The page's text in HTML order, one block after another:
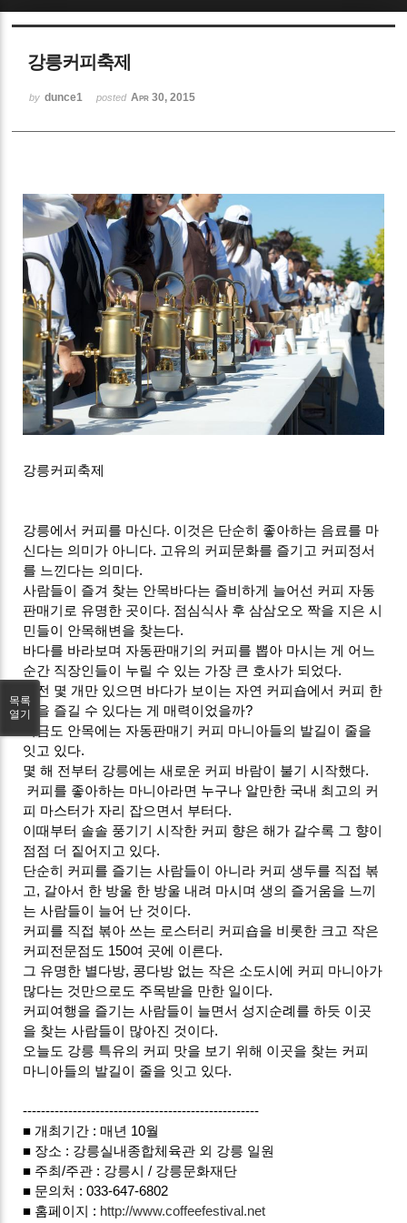
강릉커피축제
by dunce1 posted Apr 30, 2015
강릉커피축제
강릉에서 커피를 마신다. 이것은 단순히 좋아하는 음료를 마
신다는 의미가 아니다. 고유의 커피문화를 즐기고 커피정서
를 느낀다는 의미다.
사람들이 즐겨 찾는 안목바다는 즐비하게 늘어선 커피 자동
판매기로 유명한 곳이다. 점심식사 후 삼삼오오 짝을 지은 시
민들이 안목해변을 찾는다.
바다를 바라보며 자동판매기의 커피를 뽑아 마시는 게 어느
순간 직장인들이 누릴 수 있는 가장 큰 호사가 되었다.
동전 몇 개만 있으면 바다가 보이는 자연 커피숍에서 커피 한
잔을 즐길 수 있다는 게 매력이었을까?
지금도 안목에는 자동판매기 커피 마니아들의 발길이 줄을
잇고 있다.
몇 해 전부터 강릉에는 새로운 커피 바람이 불기 시작했다.
커피를 좋아하는 마니아라면 누구나 알만한 국내 최고의 커
피 마스터가 자리 잡으면서 부터다.
이때부터 솔솔 풍기기 시작한 커피 향은 해가 갈수록 그 향이
점점 더 짙어지고 있다.
단순히 커피를 즐기는 사람들이 아니라 커피 생두를 직접 볶
고, 갈아서 한 방울 한 방울 내려 마시며 생의 즐거움을 느끼
는 사람들이 늘어 난 것이다.
커피를 직접 볶아 쓰는 로스터리 커피숍을 비롯한 크고 작은
커피전문점도 150여 곳에 이른다.
그 유명한 별다방, 콩다방 없는 작은 소도시에 커피 마니아가
많다는 것만으로도 주목받을 만한 일이다.
커피여행을 즐기는 사람들이 늘면서 성지순례를 하듯 이곳
을 찾는 사람들이 많아진 것이다.
오늘도 강릉 특유의 커피 맛을 보기 위해 이곳을 찾는 커피
마니아들의 발길이 줄을 잇고 있다.
----------------------------------------------------
■ 개최기간 : 매년 10월
■ 장소 : 강릉실내종합체육관 외 강릉 일원
■ 주최/주관 : 강릉시 / 강릉문화재단
■ 문의처 : 033-647-6802
■ 홈페이지 : http://www.coffeefestival.net
목록
열기
Sketchbook5, 스케치북5
Sketchbook5, 스케치북5